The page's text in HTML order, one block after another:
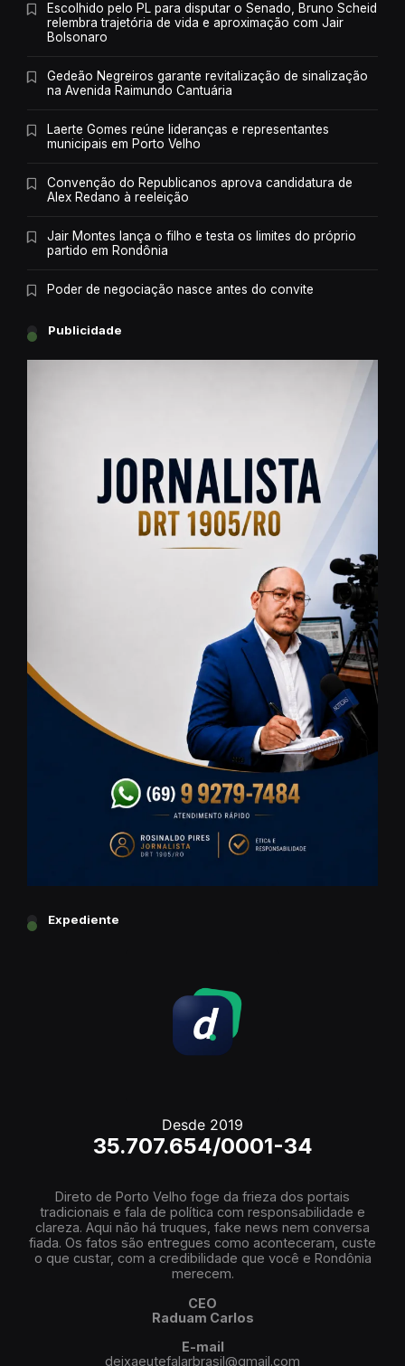
Escolhido pelo PL para disputar o Senado, Bruno Scheid
relembra trajetória de vida e aproximação com Jair
Bolsonaro
Gedeão Negreiros garante revitalização de sinalização
na Avenida Raimundo Cantuária
Laerte Gomes reúne lideranças e representantes
municipais em Porto Velho
Convenção do Republicanos aprova candidatura de
Alex Redano à reeleição
Jair Montes lança o filho e testa os limites do próprio
partido em Rondônia
Poder de negociação nasce antes do convite
Publicidade
Expediente
Desde 2019
35.707.654/0001-34
Direto de Porto Velho foge da frieza dos portais
tradicionais e fala de política com responsabilidade e
clareza. Aqui não há truques, fake news nem conversa
fiada. Os fatos são entregues como aconteceram, custe
o que custar, com a credibilidade que você e Rondônia
merecem.
CEO
Raduam Carlos
E-mail
deixaeutefalarbrasil@gmail.com